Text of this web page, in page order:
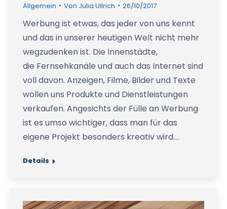
Allgemein Von Julia Ullrich 26/10/2017
Werbung ist etwas, das jeder von uns kennt
und das in unserer heutigen Welt nicht mehr
wegzudenken ist. Die Innenstädte,
die Fernsehkanäle und auch das Internet sind
voll davon. Anzeigen, Filme, Bilder und Texte
wollen uns Produkte und Dienstleistungen
verkaufen. Angesichts der Fülle an Werbung
ist es umso wichtiger, dass man für das
eigene Projekt besonders kreativ wird.…
Details